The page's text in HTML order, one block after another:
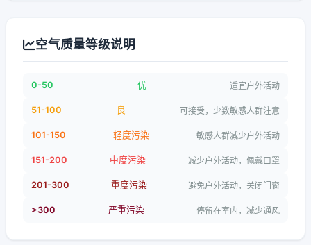
空气质量等级说明
0-50 优 适宜户外活动
51-100 良 可接受，少数敏感人群注意
101-150 轻度污染 敏感人群减少户外活动
151-200 中度污染 减少户外活动，佩戴口罩
201-300 重度污染 避免户外活动，关闭门窗
>300 严重污染 停留在室内，减少通风